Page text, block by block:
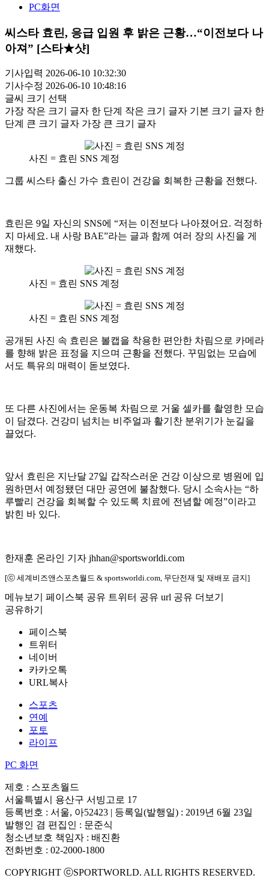
PC화면
씨스타 효린, 응급 입원 후 밝은 근황…“이전보다 나
아져” [스타★샷]
기사입력 2026-06-10 10:32:30
기사수정 2026-06-10 10:48:16
글씨 크기 선택
가장 작은 크기 글자 한 단계 작은 크기 글자 기본 크기 글자 한
단계 큰 크기 글자 가장 큰 크기 글자
사진 = 효린 SNS 계정
그룹 씨스타 출신 가수 효린이 건강을 회복한 근황을 전했다.
효린은 9일 자신의 SNS에 “저는 이전보다 나아졌어요. 걱정하
지 마세요. 내 사랑 BAE”라는 글과 함께 여러 장의 사진을 게
재했다.
사진 = 효린 SNS 계정
사진 = 효린 SNS 계정
공개된 사진 속 효린은 볼캡을 착용한 편안한 차림으로 카메라
를 향해 밝은 표정을 지으며 근황을 전했다. 꾸밈없는 모습에
서도 특유의 매력이 돋보였다.
또 다른 사진에서는 운동복 차림으로 거울 셀카를 촬영한 모습
이 담겼다. 건강미 넘치는 비주얼과 활기찬 분위기가 눈길을
끌었다.
앞서 효린은 지난달 27일 갑작스러운 건강 이상으로 병원에 입
원하면서 예정됐던 대만 공연에 불참했다. 당시 소속사는 “하
루빨리 건강을 회복할 수 있도록 치료에 전념할 예정”이라고
밝힌 바 있다.
한재훈 온라인 기자 jhhan@sportsworldi.com
[ⓒ 세계비즈앤스포츠월드 & sportsworldi.com, 무단전재 및 재배포 금지]
메뉴보기 페이스북 공유 트위터 공유 url 공유 더보기
공유하기
페이스북
트위터
네이버
카카오톡
URL복사
스포츠
연예
포토
라이프
PC 화면
제호 : 스포츠월드
서울특별시 용산구 서빙고로 17
등록번호 : 서울, 아52423 | 등록일(발행일) : 2019년 6월 23일
발행인 겸 편집인 : 문준식
청소년보호 책임자 : 배진환
전화번호 : 02-2000-1800
COPYRIGHT ⓒSPORTWORLD. ALL RIGHTS RESERVED.